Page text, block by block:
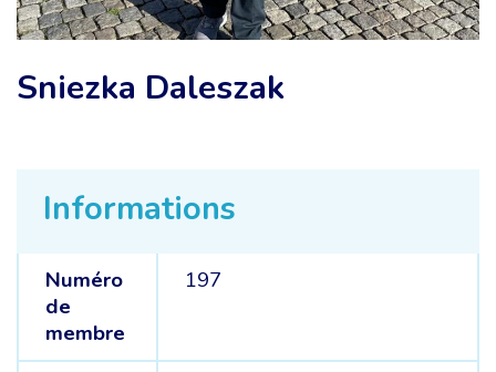
Informations
Numéro
de
membre
197
Sniezka Daleszak